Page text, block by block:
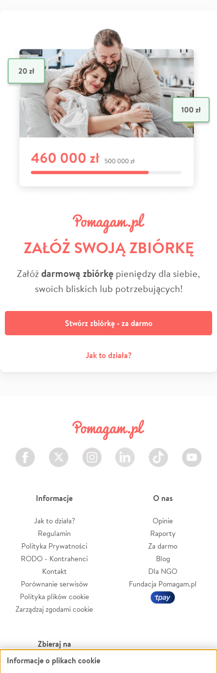
ZAŁÓŻ SWOJĄ ZBIÓRKĘ
Załóżdarmową zbiórkę pieniędzy dla siebie,
swoich bliskich lub potrzebujących!
Stwórz zbiórkę - za darmo
Jak to działa?
Facebook Twitter Instagram LinkedIn TikTok Youtube
Informacje
Jak to działa?
Regulamin
Polityka Prywatności
RODO - Kontrahenci
Kontakt
Porównanie serwisów
Polityka plików cookie
Zarządzaj zgodami cookie
O nas
Opinie
Raporty
Za darmo
Blog
Dla NGO
Fundacja Pomagam.pl
Zbieraj na
Leczenie
Informacje o plikach cookie